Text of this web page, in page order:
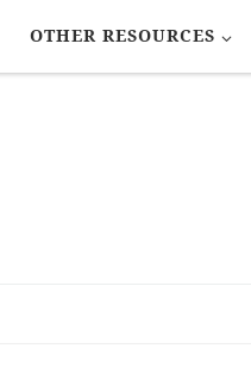
OTHER RESOURCES